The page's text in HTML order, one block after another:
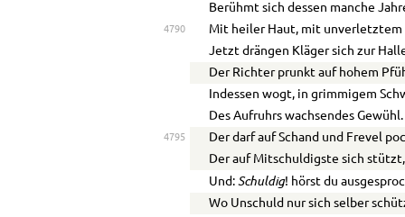
Berühmt sich dessen manche
4790
Mit heiler Haut, mit unverletztem
Jetzt drängen Kläger sich zur
Der Richter prunkt auf hohem
Indessen wogt, in grimmigem
Des Aufruhrs wachsendes Gewühl.
4795
Der darf auf Schand und Frevel
Der auf Mitschuldigste sich stützt,
Und:Schuldig! hörst du
Wo Unschuld nur sich selber